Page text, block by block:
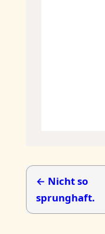
← Nicht so
sprunghaft.